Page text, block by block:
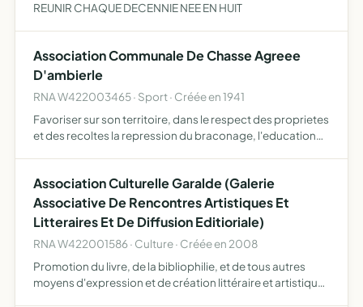
REUNIR CHAQUE DECENNIE NEE EN HUIT
Association Communale De Chasse Agreee
D'ambierle
RNA W422003465 · Sport · Créée en 1941
Favoriser sur son territoire, dans le respect des proprietes
et des recoltes la repression du braconage, l'education
Association Culturelle Garalde (Galerie
Associative De Rencontres Artistiques Et
Litteraires Et De Diffusion Editioriale)
RNA W422001586 · Culture · Créée en 2008
Promotion du livre, de la bibliophilie, et de tous autres
moyens d'expression et de création littéraire et artistique